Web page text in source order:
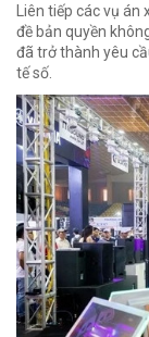
Liên tiếp các vụ
đề bản quyền
đã trở thành yêu
tế số.